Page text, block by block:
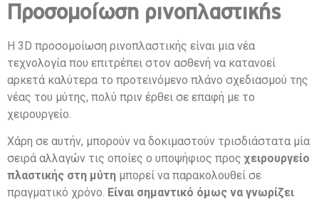
Προσομοίωση ρινοπλαστικής
Η 3D προσομοίωση ρινοπλαστικής είναι μια νέα
τεχνολογία που επιτρέπει στον ασθενή να κατανοεί
αρκετά καλύτερα το προτεινόμενο πλάνο σχεδιασμού της
νέας του μύτης, πολύ πριν έρθει σε επαφή με το
χειρουργείο.
Χάρη σε αυτήν, μπορούν να δοκιμαστούν τρισδιάστατα μία
σειρά αλλαγών τις οποίες ο υποψήφιος προςχειρουργείο
πλαστικής στη μύτη μπορεί να παρακολουθεί σε
πραγματικό χρόνο. Είναι σημαντικό όμως να γνωρίζει